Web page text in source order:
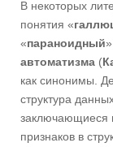
В некоторых
понятия «
«параноидный
автоматизма (
как синонимы.
структура
заключающиеся
признаков в